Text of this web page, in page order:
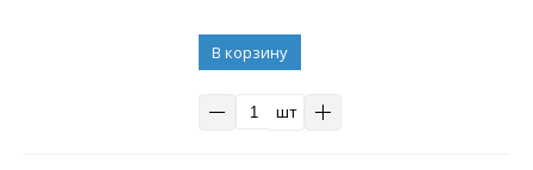
В корзину
шт